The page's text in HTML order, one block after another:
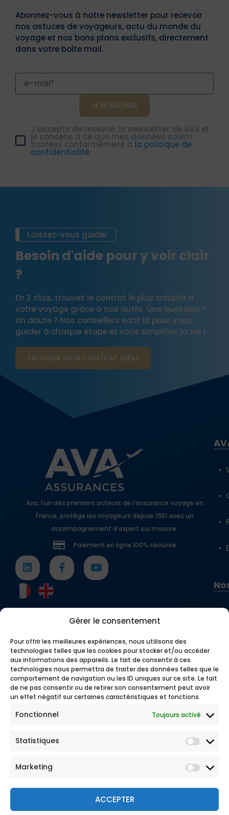
Gérer le consentement
Pour offrir les meilleures expériences, nous utilisons des
technologies telles que les cookies pour stocker et/ou accéder
aux informations des appareils. Le fait de consentir à ces
technologies nous permettra de traiter des données telles que le
comportement de navigation ou les ID uniques sur ce site. Le fait
de ne pas consentir ou de retirer son consentement peut avoir
un effet négatif sur certaines caractéristiques et fonctions.
Fonctionnel Toujours activé
Statistiques
Marketing
ACCEPTER
Abonnez-vous à notre newsletter pour recevoir
nos astuces de voyageurs, actu du monde du
voyage et nos bons plans exclusifs, directement
dans votre boîte mail.
J’accepte de recevoir la newsletter de AVA et
je consens à ce que mes données soient
traitées conformément à la politique de
confidentialité.
Laissez-vous guider
Besoin d'aide pour y voir clair
?
En 3 clics, trouvez le contrat le plus adapté à
votre voyage grâce à nos outils. Une question ?
Un doute ? Nos conseillers sont là pour vous
guider à chaque étape et vous simplifier la vie !
TROUVER MON CONTRAT​ IDÉAL
Ava, l’un des premiers acteurs de l’assurance voyage en
France, protège les voyageurs depuis 1981 avec un
accompagnement d’expert sur mesure.
Paiement en ligne 100% sécurisé